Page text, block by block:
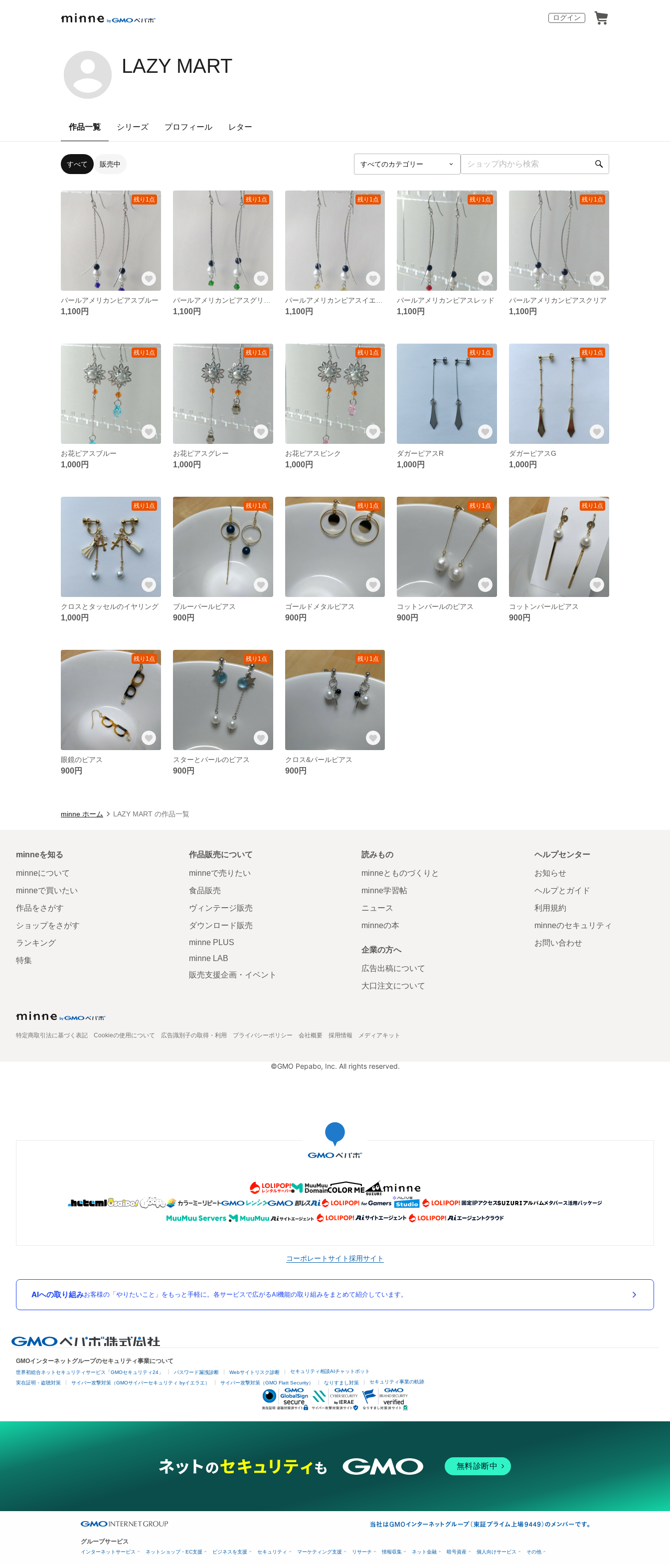
ログイン
LAZY MART
作品一覧 シリーズ プロフィール レター
すべて 販売中
残り1点
パールアメリカンピアスブルー
1,100円
残り1点
1,100円
残り1点
1,100円
残り1点
パールアメリカンピアスレッド
1,100円
残り1点
パールアメリカンピアスクリア
1,100円
残り1点
お花ピアスブルー
1,000円
残り1点
お花ピアスグレー
1,000円
残り1点
お花ピアスピンク
1,000円
残り1点
ダガーピアスR
1,000円
残り1点
ダガーピアスG
1,000円
残り1点
クロスとタッセルのイヤリング
1,000円
残り1点
ブルーパールピアス
900円
残り1点
ゴールドメタルピアス
900円
残り1点
コットンパールのピアス
900円
残り1点
コットンパールピアス
900円
残り1点
眼鏡のピアス
900円
残り1点
スターとパールのピアス
900円
残り1点
クロス&パールピアス
900円
minne ホーム LAZY MART の作品一覧
minneを知る
minneについて
minneで買いたい
作品をさがす
ショップをさがす
ランキング
特集
作品販売について
minneで売りたい
食品販売
ヴィンテージ販売
ダウンロード販売
minne PLUS
minne LAB
販売支援企画・イベント
読みもの
minneとものづくりと
minne学習帖
ニュース
minneの本
企業の方へ
広告出稿について
大口注文について
ヘルプセンター
お知らせ
ヘルプとガイド
利用規約
minneのセキュリティ
お問い合わせ
特定商取引法に基づく表記 Cookieの使用について 広告識別子の取得・利用 プライバシーポリシー 会社概要 採用情報 メディアキット
©GMO Pepabo, Inc. All rights reserved.
コーポレートサイト採用サイト
AIへの取り組みお客様の「やりたいこと」をもっと手軽に。各サービスで広がるAI機能の取り組みをまとめて紹介しています。
GMOインターネットグループのセキュリティ事業について
世界初総合ネットセキュリティサービス「GMOセキュリティ24」 パスワード漏洩診断 Webサイトリスク診断 セキュリティ相談AIチャットボット
実在証明・盗聴対策 サイバー攻撃対策（GMOサイバーセキュリティ byイエラエ） サイバー攻撃対策（GMO Flatt Security） なりすまし対策 セキュリティ事業の軌跡
無料診断中
グループサービス
インターネットサービス ネットショップ・EC支援 ビジネスを支援 セキュリティ マーケティング支援 リサーチ 情報収集 ネット金融 暗号資産 個人向けサービス その他